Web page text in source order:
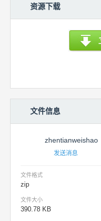
资源下载
文件信息
zhentianweishao
发送消息
文件格式
zip
文件大小
390.78 KB